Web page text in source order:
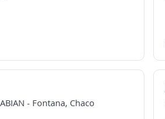
- Fontana, Chaco